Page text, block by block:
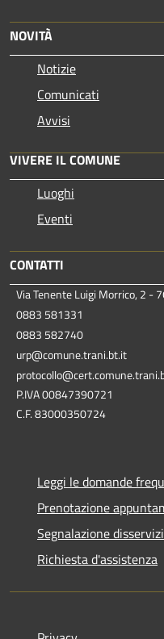
NOVITÀ
Notizie
Comunicati
Avvisi
VIVERE IL COMUNE
Luoghi
Eventi
CONTATTI
Via Tenente Luigi Morrico, 2 -
0883 581331
0883 582740
urp@comune.trani.bt.it
P.IVA 00847390721
C.F. 83000350724
Leggi le domande
Prenotazione
Segnalazione
Richiesta d'assistenza